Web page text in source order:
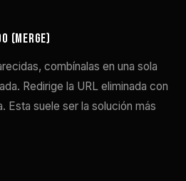
(merge)
combínalas en una sola
Redirige la URL eliminada con
Esta suele ser la solución más